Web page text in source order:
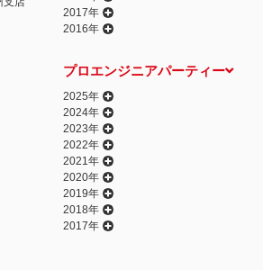
2017年
2016年
プロエンジニアパーティー
2025年
2024年
2023年
2022年
2021年
2020年
2019年
2018年
2017年